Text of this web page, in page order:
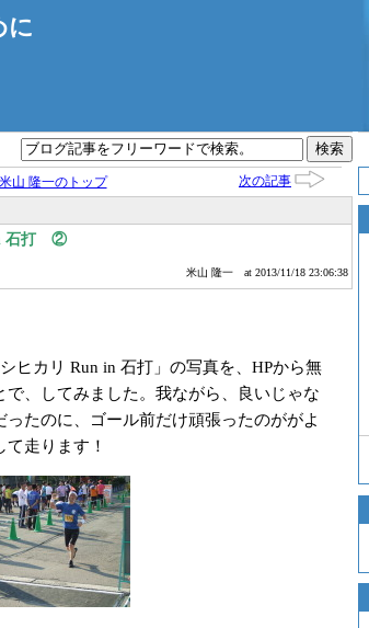
に
米山 隆一のトップ
次の記事
石打 ②
米山 隆一 at 2013/11/18 23:06:38
カリ Run in 石打」の写真を、HPから無
、
してみました。我ながら、良いじゃな
ったのに、ゴール前だけ頑張ったのががよ
て走ります！